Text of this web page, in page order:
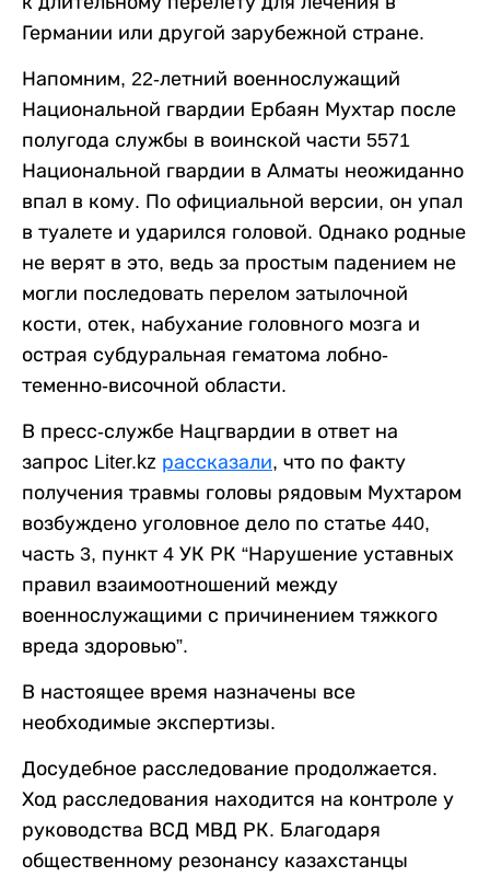
Германии или другой зарубежной стране.
Напомним, 22-летний военнослужащий
Национальной гвардии Ербаян Мухтар после
полугода службы в воинской части 5571
Национальной гвардии в Алматы неожиданно
впал в кому. По официальной версии, он упал
в туалете и ударился головой. Однако родные
не верят в это, ведь за простым падением не
могли последовать перелом затылочной
кости, отек, набухание головного мозга и
острая субдуральная гематома лобно-
теменно-височной области.
В пресс-службе Нацгвардии в ответ на
запрос Liter.kz рассказали, что по факту
получения травмы головы рядовым Мухтаром
возбуждено уголовное дело по статье 440,
часть 3, пункт 4 УК РК “Нарушение уставных
правил взаимоотношений между
военнослужащими с причинением тяжкого
вреда здоровью”.
В настоящее время назначены все
необходимые экспертизы.
Досудебное расследование продолжается.
Ход расследования находится на контроле у
руководства ВСД МВД РК. Благодаря
общественному резонансу казахстанцы